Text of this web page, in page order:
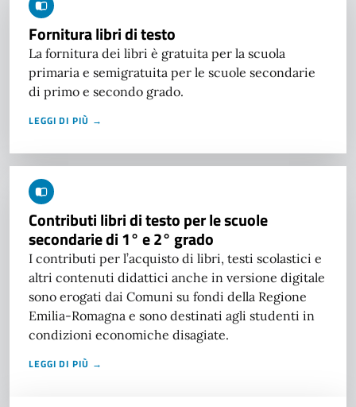
Fornitura libri di testo
La fornitura dei libri è gratuita per la scuola
primaria e semigratuita per le scuole secondarie
di primo e secondo grado.
LEGGI DI PIÙ →
Contributi libri di testo per le scuole
secondarie di 1° e 2° grado
I contributi per l’acquisto di libri, testi scolastici e
altri contenuti didattici anche in versione digitale
sono erogati dai Comuni su fondi della Regione
Emilia-Romagna e sono destinati agli studenti in
condizioni economiche disagiate.
LEGGI DI PIÙ →